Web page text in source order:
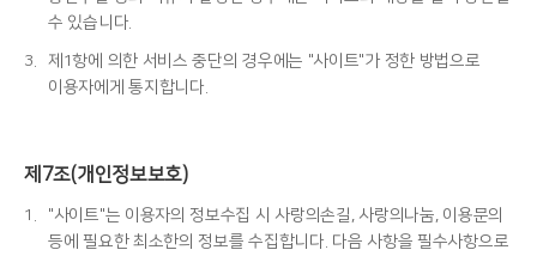
수 있습니다.
3.
제1항에 의한 서비스 중단의 경우에는 "사이트"가 정한 방법으로
이용자에게 통지합니다.
제7조(개인정보보호)
1.
"사이트"는 이용자의 정보수집 시 사랑의손길, 사랑의나눔, 이용문의
등에 필요한 최소한의 정보를 수집합니다. 다음 사항을 필수사항으로